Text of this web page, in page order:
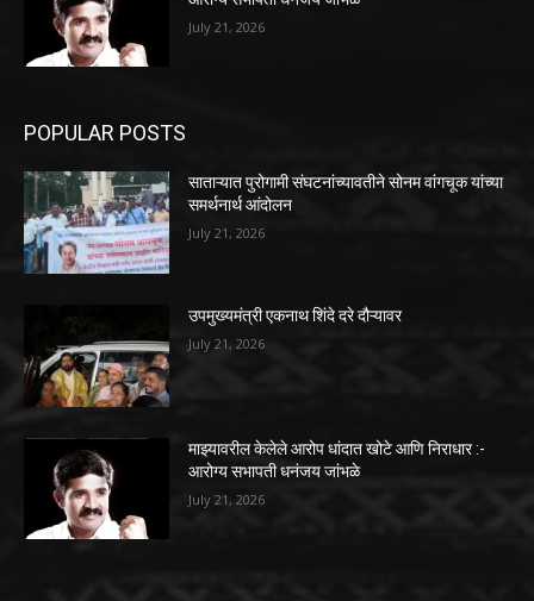
July 21, 2026
POPULAR POSTS
साताऱ्यात पुरोगामी संघटनांच्यावतीने सोनम वांगचूक यांच्या
समर्थनार्थ आंदोलन
July 21, 2026
उपमुख्यमंत्री एकनाथ शिंदे दरे दौऱ्यावर
July 21, 2026
माझ्यावरील केलेले आरोप धांदात खोटे आणि निराधार :-
आरोग्य सभापती धनंजय जांभळे
July 21, 2026